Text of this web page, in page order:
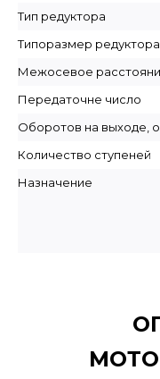
Тип редуктора
Типоразмер редуктора
Межосевое
Передаточне число
Оборотов на выходе,
Количество ступеней
Назначение